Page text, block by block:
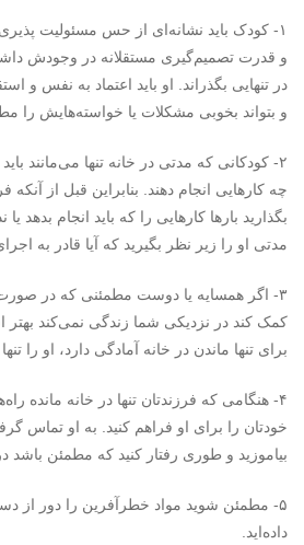
۱- کودک باید نشانه‌ای از حس مسئولیت
و قدرت تصمیم‌گیری مستقلانه در وجودش
در تنهایی بگذراند. او باید اعتماد به نفس و
و بتواند بخوبی مشکلات یا خواسته‌هایش را
۲- کودکانی که مدتی در خانه تنها می‌مانند
چه کارهایی انجام دهند. بنابراین قبل از آنکه
بگذارید بارها کارهایی را که باید انجام بدهد
مدتی او را زیر نظر بگیرید که آیا قادر به
۳- اگر همسایه یا دوست مطمئنی که در صورت
کمک کند در نزدیکی شما زندگی نمی‌کند بهتر
برای تنها ماندن در خانه آمادگی دارد، او را
۴- هنگامی که فرزندتان تنها در خانه مانده
خودتان را برای او فراهم کنید. به او تماس
بیاموزید و طوری رفتار کنید که مطمئن
۵- مطمئن شوید مواد خطرآفرین را دور از
داده‌اید.